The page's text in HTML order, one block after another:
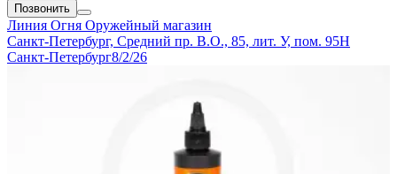
Позвонить
Линия Огня Оружейный магазин
Санкт-Петербург, Средний пр. В.О., 85, лит. У, пом. 95Н
Санкт-Петербург8/2/26